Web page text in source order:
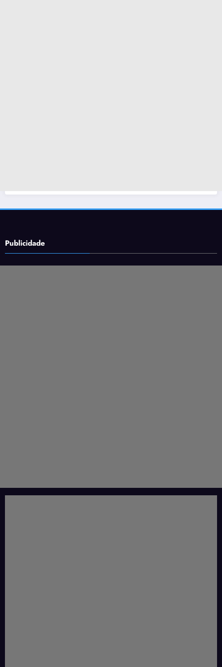
Publicidade